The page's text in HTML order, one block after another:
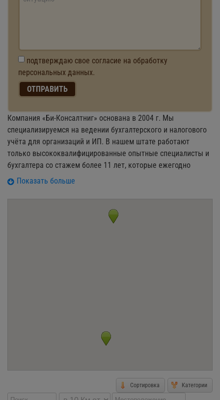
подтверждаю свое согласие на обработку
персональных данных.
Компания «Би-Консалтниг» основана в 2004 г. Мы
специализируемся на ведении бухгалтерского и налогового
учёта для организаций и ИП. В нашем штате работают
только высококвалифицированные опытные специалисты и
бухгалтера со стажем более 11 лет, которые ежегодно
проходят корпоративную аттестацию и сертификацию.
Наши преимущества
Наша команда восполняет этот пробел совместной работы,
бухгалтерскую поддержку – сведение отчетности клиента,
отправка сформированной отчетности, консультирование по
юридических услуг.
Сотрудничество с нами – это ключ к вашему успеху. Отсюда
Показать больше
Категории
Сортировка